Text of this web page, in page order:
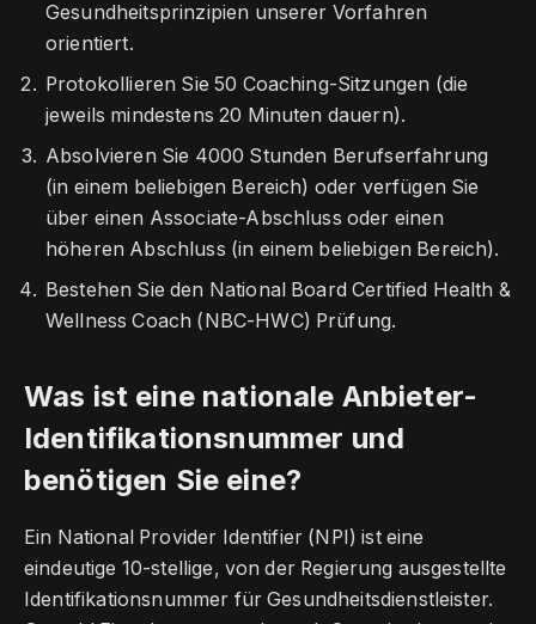
Gesundheitsprinzipien unserer Vorfahren
orientiert.
Protokollieren Sie 50 Coaching-Sitzungen (die
jeweils mindestens 20 Minuten dauern).
Absolvieren Sie 4000 Stunden Berufserfahrung
(in einem beliebigen Bereich) oder verfügen Sie
über einen Associate-Abschluss oder einen
höheren Abschluss (in einem beliebigen Bereich).
Bestehen Sie den National Board Certified Health &
Wellness Coach (NBC-HWC) Prüfung.
Was ist eine nationale Anbieter-
Identifikationsnummer und
benötigen Sie eine?
Ein National Provider Identifier (NPI) ist eine
eindeutige 10-stellige, von der Regierung ausgestellte
Identifikationsnummer für Gesundheitsdienstleister.